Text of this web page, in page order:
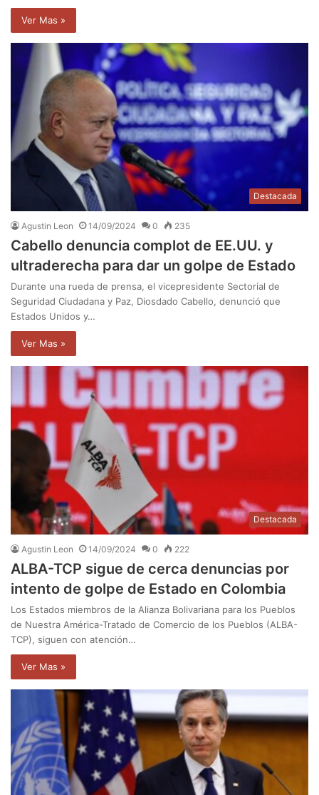
Ver Mas »
Destacada
Agustin Leon 14/09/2024 0 235
Cabello denuncia complot de EE.UU. y
ultraderecha para dar un golpe de Estado
Durante una rueda de prensa, el vicepresidente Sectorial de
Seguridad Ciudadana y Paz, Diosdado Cabello, denunció que
Estados Unidos y…
Ver Mas »
Destacada
Agustin Leon 14/09/2024 0 222
ALBA-TCP sigue de cerca denuncias por
intento de golpe de Estado en Colombia
Los Estados miembros de la Alianza Bolivariana para los Pueblos
de Nuestra América-Tratado de Comercio de los Pueblos (ALBA-
TCP), siguen con atención…
Ver Mas »